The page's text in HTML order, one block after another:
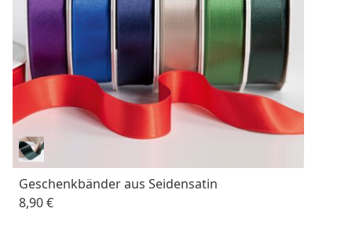
Geschenkbänder aus Seidensatin
8,90 €